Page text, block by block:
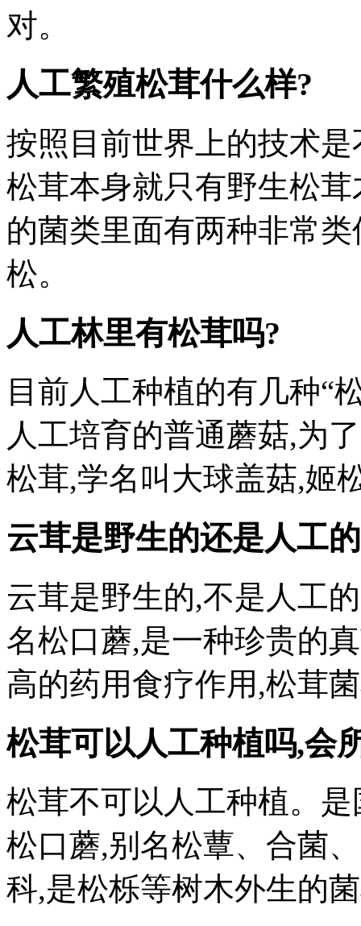
对。
人工繁殖松茸什么样?
按照目前世界上的技术
松茸本身就只有野生松
的菌类里面有两种非常
松。
人工林里有松茸吗?
目前人工种植的有几种“
人工培育的普通蘑菇,为
松茸,学名叫大球盖菇,姬
云茸是野生的还是人工
云茸是野生的,不是人工
名松口蘑,是一种珍贵的
高的药用食疗作用,松茸
松茸可以人工种植吗,会
松茸不可以人工种植。
松口蘑,别名松蕈、合菌
科,是松栎等树木外生的